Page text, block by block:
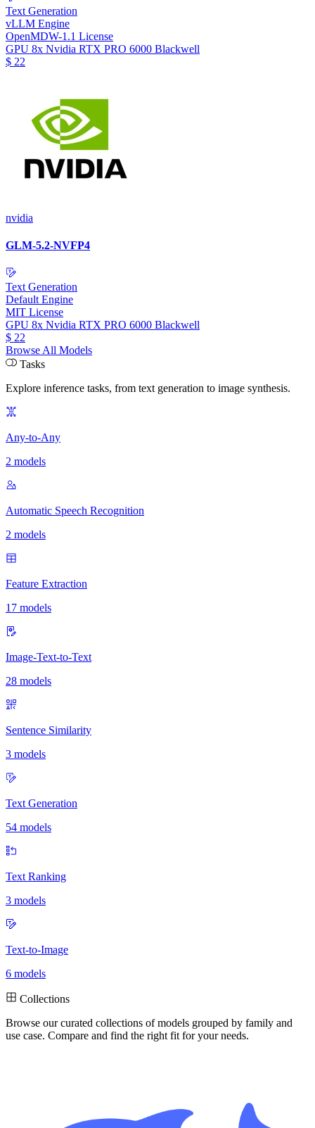
Text Generation
vLLM Engine
OpenMDW-1.1 License
GPU 8x Nvidia RTX PRO 6000 Blackwell
$ 22
nvidia
GLM-5.2-NVFP4
Text Generation
Default Engine
MIT License
GPU 8x Nvidia RTX PRO 6000 Blackwell
$ 22
Browse All Models
Tasks
Explore inference tasks, from text generation to image synthesis.
Any-to-Any
2 models
Automatic Speech Recognition
2 models
Feature Extraction
17 models
Image-Text-to-Text
28 models
Sentence Similarity
3 models
Text Generation
54 models
Text Ranking
3 models
Text-to-Image
6 models
Collections
Browse our curated collections of models grouped by family and
use case. Compare and find the right fit for your needs.